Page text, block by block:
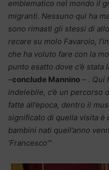
emblematico nel mondo il
migranti. Nessuno qui ha
sono rimasti gli stessi di
recare su molo Favarolo,
che ha voluto fare con la
punto esatto dove c’è
–conclude Mannino – . Qui
indelebile, c’è un percorso
fatte all’epoca, dentro il
significato di quella visita è
bambini nati quell’anno
‘Francesco’”